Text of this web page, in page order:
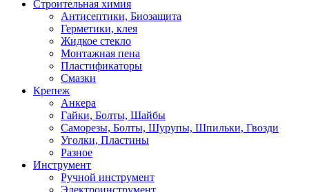
Строительная химия
Антисептики, Биозащита
Герметики, клея
Жидкое стекло
Монтажная пена
Пластификаторы
Смазки
Крепеж
Анкера
Гайки, Болты, Шайбы
Саморезы, Болты, Шурупы, Шпильки, Гвозди
Уголки, Пластины
Разное
Инструмент
Ручной инструмент
Электроинструмент